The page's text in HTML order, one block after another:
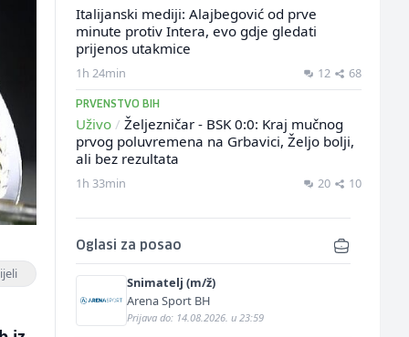
Italijanski mediji: Alajbegović od prve
minute protiv Intera, evo gdje gledati
prijenos utakmice
1h 24min 12 68
PRVENSTVO BIH
Uživo / Željezničar - BSK 0:0: Kraj mučnog
prvog poluvremena na Grbavici, Željo bolji,
ali bez rezultata
1h 33min 20 10
Oglasi za posao
Snimatelj (m/ž)
Arena Sport BH
Prijava do: 14.08.2026. u 23:59